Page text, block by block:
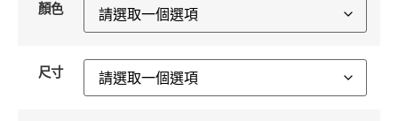
顏色
尺寸